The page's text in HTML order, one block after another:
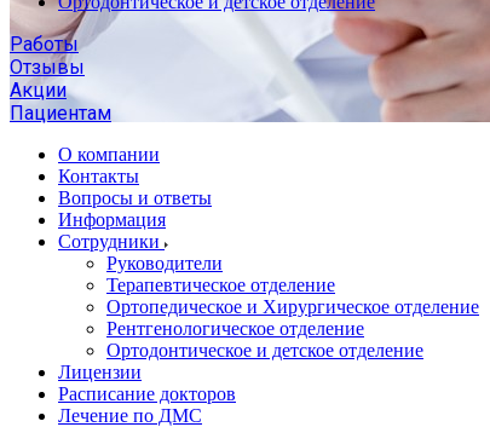
Работы
Отзывы
Акции
Пациентам
О компании
Контакты
Вопросы и ответы
Информация
Сотрудники
Руководители
Терапевтическое отделение
Ортопедическое и Хирургическое отделение
Рентгенологическое отделение
Ортодонтическое и детское отделение
Лицензии
Расписание докторов
Лечение по ДМС